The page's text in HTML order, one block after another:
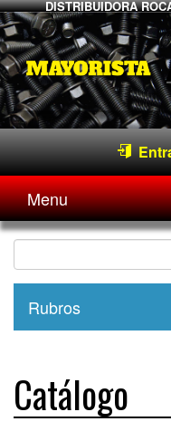
DISTRIBUIDORA
Menu
Rubros
Catálogo